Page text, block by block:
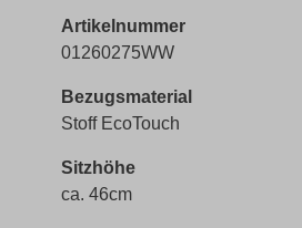
Artikelnummer
01260275WW
Bezugsmaterial
Stoff EcoTouch
Sitzhöhe
ca. 46cm